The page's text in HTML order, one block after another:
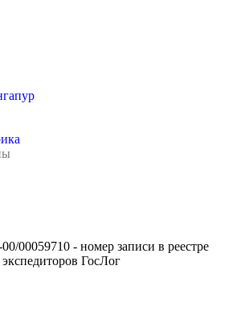
00059710 - номер записи в реестре
экспедиторов ГосЛог